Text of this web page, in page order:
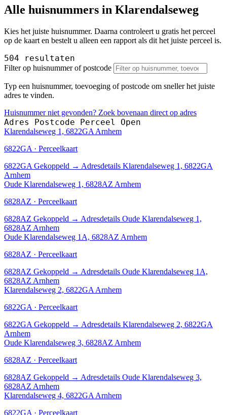
Alle huisnummers in Klarendalseweg
Kies het juiste huisnummer. Daarna controleert u gratis het perceel
op de kaart en bestelt u alleen een rapport als dit het juiste perceel is.
504 resultaten
Filter op huisnummer of postcode
Typ een huisnummer, toevoeging of postcode om sneller het juiste
adres te vinden.
Huisnummer niet gevonden? Zoek bovenaan direct op adres
Adres Postcode Perceel Open
Klarendalseweg 1, 6822GA Arnhem
6822GA · Perceelkaart
6822GA Gekoppeld → Adresdetails Klarendalseweg 1, 6822GA
Arnhem
Oude Klarendalseweg 1, 6828AZ Arnhem
6828AZ · Perceelkaart
6828AZ Gekoppeld → Adresdetails Oude Klarendalseweg 1,
6828AZ Arnhem
Oude Klarendalseweg 1A, 6828AZ Arnhem
6828AZ · Perceelkaart
6828AZ Gekoppeld → Adresdetails Oude Klarendalseweg 1A,
6828AZ Arnhem
Klarendalseweg 2, 6822GA Arnhem
6822GA · Perceelkaart
6822GA Gekoppeld → Adresdetails Klarendalseweg 2, 6822GA
Arnhem
Oude Klarendalseweg 3, 6828AZ Arnhem
6828AZ · Perceelkaart
6828AZ Gekoppeld → Adresdetails Oude Klarendalseweg 3,
6828AZ Arnhem
Klarendalseweg 4, 6822GA Arnhem
6822GA · Perceelkaart